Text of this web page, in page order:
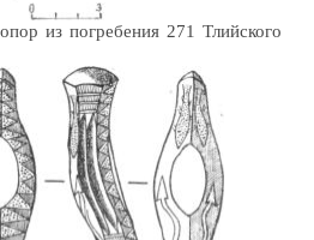
из погребения 271 Тлийского